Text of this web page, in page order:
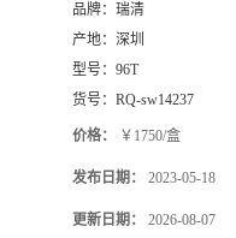
品牌： 瑞清
产地： 深圳
型号： 96T
货号： RQ-sw14237
价格： ￥1750/盒
发布日期： 2023-05-18
更新日期： 2026-08-07